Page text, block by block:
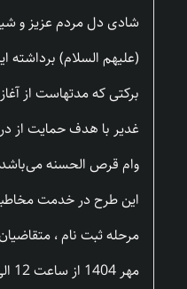
شادی دل مردم عزیز و
(علیهم السلام) برداشته
برکتی که مدتهاست از
غدیر با هدف حمایت از
وام قرص الحسنه
این طرح در خدمت
مرحله ثبت نام ،